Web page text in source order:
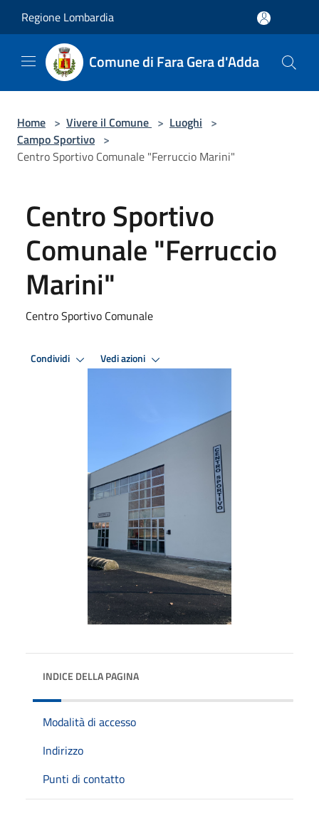
Regione Lombardia
Comune di Fara Gera d'Adda
Home > Vivere il Comune > Luoghi >
Campo Sportivo >
Centro Sportivo Comunale "Ferruccio Marini"
Centro Sportivo
Comunale "Ferruccio
Marini"
Centro Sportivo Comunale
Condividi Vedi azioni
INDICE DELLA PAGINA
Modalità di accesso
Indirizzo
Punti di contatto